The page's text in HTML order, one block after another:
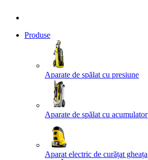
Produse
Aparate de spălat cu presiune
Aparate de spălat cu acumulator
Aparat electric de curățat gheața